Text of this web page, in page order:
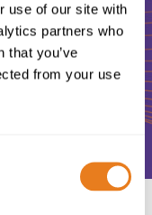
use of our site with
partners who
that you’ve
from your use